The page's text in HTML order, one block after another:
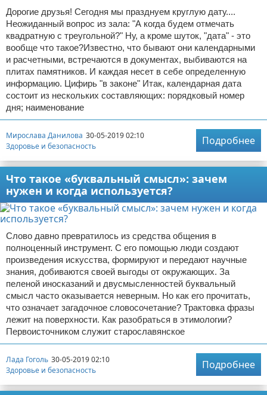
Дорогие друзья! Сегодня мы празднуем круглую дату....
Неожиданный вопрос из зала: "А когда будем отмечать
квадратную с треугольной?" Ну, а кроме шуток, "дата" - это
вообще что такое?Известно, что бывают они календарными
и расчетными, встречаются в документах, выбиваются на
плитах памятников. И каждая несет в себе определенную
информацию. Цифирь "в законе" Итак, календарная дата
состоит из нескольких составляющих: порядковый номер
дня; наименование
Мирослава Данилова 30-05-2019 02:10
Здоровье и безопасность
Подробнее
Что такое «буквальный смысл»: зачем
нужен и когда используется?
Слово давно превратилось из средства общения в
полноценный инструмент. С его помощью люди создают
произведения искусства, формируют и передают научные
знания, добиваются своей выгоды от окружающих. За
пеленой иносказаний и двусмысленностей буквальный
смысл часто оказывается неверным. Но как его прочитать,
что означает загадочное словосочетание? Трактовка фразы
лежит на поверхности. Как разобраться в этимологии?
Первоисточником служит старославянское
Лада Гоголь 30-05-2019 02:10
Здоровье и безопасность
Подробнее